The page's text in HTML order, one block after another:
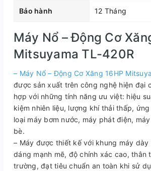
Bảo hành 12 Tháng
Máy Nổ – Động Cơ
Mitsuyama TL-420R
– Máy Nổ – Động Cơ Xăng 16HP
được sản xuất trên công nghệ hiện đại
hợp với những tính năng ưu việt: hiệu
kiệm nhiên liệu, lượng khí thải thấp,
loại máy bơm nước, máy phát điện,
bè.
– Máy được thiết kế với khung máy dày
dáng mạnh mẽ, độ chính xác cao, thân
trường, đạt tiêu chuẩn an toàn khi sử